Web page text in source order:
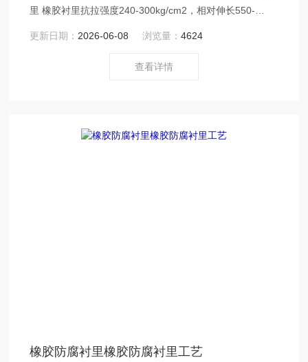
里 橡胶衬里抗拉强度240-300kg/cm2，相对伸长550-
用下*。
更新日期： 2026-06-08 浏览量：4624
查看详情
橡胶防腐衬里橡胶防腐衬里工艺